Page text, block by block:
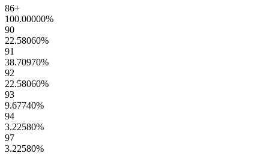
86+
100.00000%
90
22.58060%
91
38.70970%
92
22.58060%
93
9.67740%
94
3.22580%
97
3.22580%